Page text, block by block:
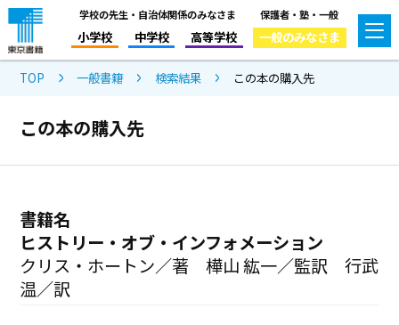
学校の先生・自治体関係のみなさま
小学校 中学校 高等学校
保護者・塾・一般
一般のみなさま
TOP 一般書籍 検索結果 この本の購入先
この本の購入先
書籍名
ヒストリー・オブ・インフォメーション
クリス・ホートン／著 樺山 紘一／監訳 行武
温／訳